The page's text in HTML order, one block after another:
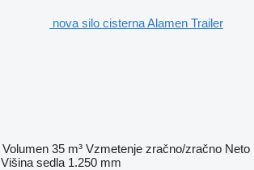
nova silo cisterna Alamen Trailer
Volumen 35 m³ Vzmetenje zračno/zračno Neto
Višina sedla 1.250 mm